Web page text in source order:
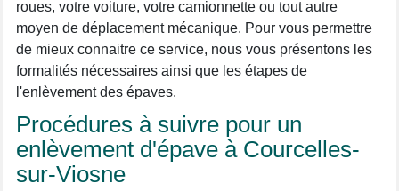
roues, votre voiture, votre camionnette ou tout autre
moyen de déplacement mécanique. Pour vous permettre
de mieux connaitre ce service, nous vous présentons les
formalités nécessaires ainsi que les étapes de
l'enlèvement des épaves.
Procédures à suivre pour un
enlèvement d'épave à Courcelles-
sur-Viosne